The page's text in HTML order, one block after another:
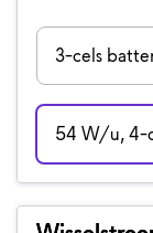
3-cels
54 W/u, 4-